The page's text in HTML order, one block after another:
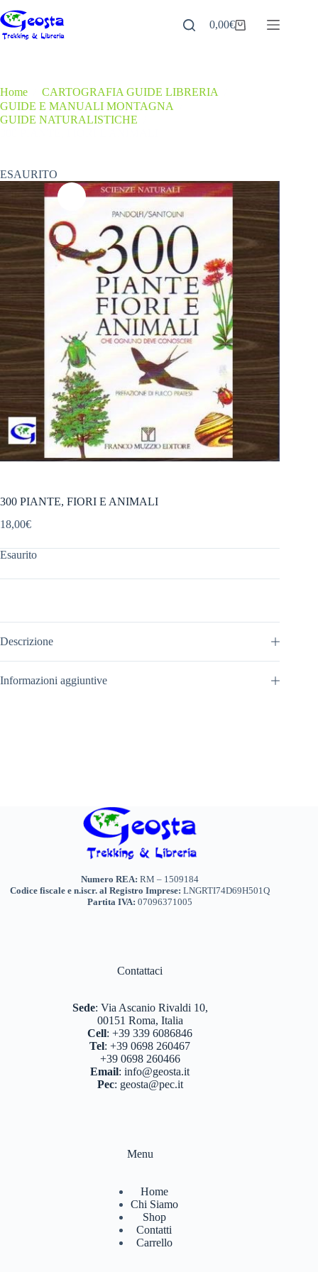
al
contenuto
Carrello
0,00€
Home CARTOGRAFIA GUIDE LIBRERIA
GUIDE E MANUALI MONTAGNA
GUIDE NATURALISTICHE
ESAURITO
300 PIANTE, FIORI E ANIMALI
18,00€
Esaurito
Descrizione
Informazioni aggiuntive
Numero REA:RM – 1509184
Codice fiscale e n.iscr. al Registro Imprese:LNGRTI74D69H501Q
Partita IVA: 07096371005
Contattaci
Sede: Via Ascanio Rivaldi 10,
00151 Roma, Italia
Cell:+39 339 6086846
Tel:+39 0698 260467
+39 0698 260466
Email:info@geosta.it
Pec: geosta@pec.it
Menu
Home
Chi Siamo
Shop
Contatti
Carrello